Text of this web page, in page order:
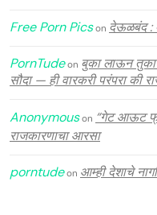
Free Porn Picson देऊळबंद :
PornTudeon बुका लाऊन तुका
सौदा — ही वारकरी परंपरा की
Anonymouson “गेट आऊट
राजकारणाचा आरसा
porntudeon आम्ही देशाचे